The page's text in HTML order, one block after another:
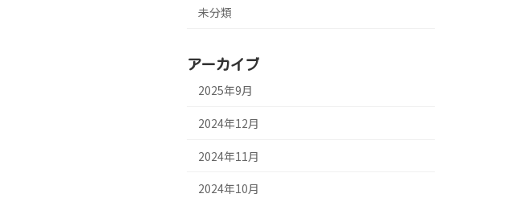
未分類
アーカイブ
2025年9月
2024年12月
2024年11月
2024年10月